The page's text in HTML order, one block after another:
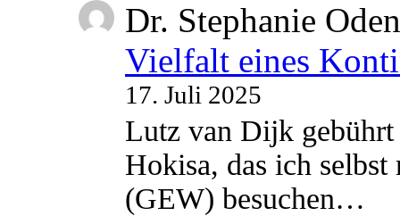
Dr. Stephanie
Vielfalt eines
17. Juli 2025
Lutz van Dijk
Hokisa, das ich
(GEW) besuchen…